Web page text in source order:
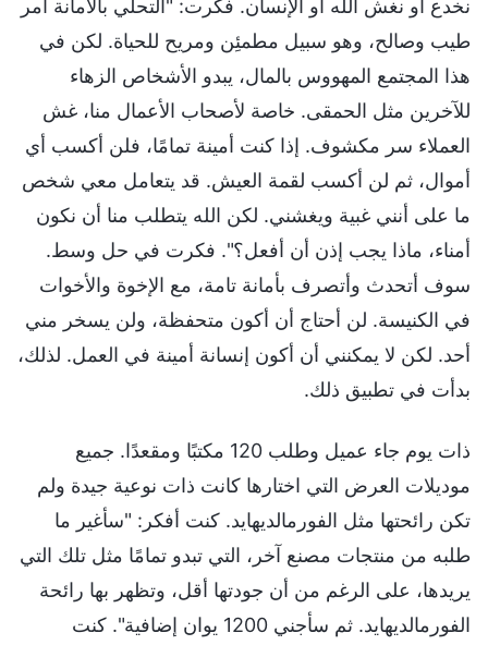
نخدع أو نغش الله أو الإنسان. فكرت: "التحلي بالأمانة أمر
طيب وصالح، وهو سبيل مطمئِن ومريح للحياة. لكن في
هذا المجتمع المهووس بالمال، يبدو الأشخاص الزهاء
للآخرين مثل الحمقى. خاصة لأصحاب الأعمال منا، غش
العملاء سر مكشوف. إذا كنت أمينة تمامًا، فلن أكسب أي
أموال، ثم لن أكسب لقمة العيش. قد يتعامل معي شخص
ما على أنني غبية ويغشني. لكن الله يتطلب منا أن نكون
أمناء، ماذا يجب إذن أن أفعل؟". فكرت في حل وسط.
سوف أتحدث وأتصرف بأمانة تامة، مع الإخوة والأخوات
في الكنيسة. لن أحتاج أن أكون متحفظة، ولن يسخر مني
أحد. لكن لا يمكنني أن أكون إنسانة أمينة في العمل. لذلك،
بدأت في تطبيق ذلك.
ذات يوم جاء عميل وطلب 120 مكتبًا ومقعدًا. جميع
موديلات العرض التي اختارها كانت ذات نوعية جيدة ولم
تكن رائحتها مثل الفورمالديهايد. كنت أفكر: "سأغير ما
طلبه من منتجات مصنع آخر، التي تبدو تمامًا مثل تلك التي
يريدها، على الرغم من أن جودتها أقل، وتظهر بها رائحة
الفورمالديهايد. ثم سأجني 1200 يوان إضافية". كنت